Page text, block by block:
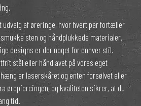
udvalg af øreringe, hvor hvert par fortæller
sten og håndplukkede materialer.
designs er der noget for enhver stil.
stål eller håndlavet på vores eget
er laserskåret og enten forsølvet eller
ørepiercingen, og kvaliteten sikrer, at du
tid.